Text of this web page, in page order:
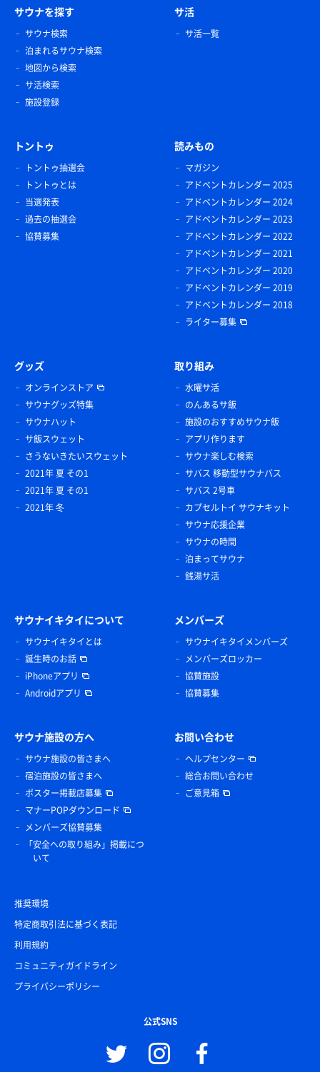
サウナを探す
サウナ検索
泊まれるサウナ検索
地図から検索
サ活検索
施設登録
サ活
サ活一覧
トントゥ
トントゥ抽選会
トントゥとは
当選発表
過去の抽選会
協賛募集
読みもの
マガジン
アドベントカレンダー 2025
アドベントカレンダー 2024
アドベントカレンダー 2023
アドベントカレンダー 2022
アドベントカレンダー 2021
アドベントカレンダー 2020
アドベントカレンダー 2019
アドベントカレンダー 2018
ライター募集
グッズ
オンラインストア
サウナグッズ特集
サウナハット
サ飯スウェット
さうないきたいスウェット
2021年 夏 その1
2021年 夏 その1
2021年 冬
取り組み
水曜サ活
のんあるサ飯
施設のおすすめサウナ飯
アプリ作ります
サウナ楽しむ検索
サバス 移動型サウナバス
サバス 2号車
カプセルトイ サウナキット
サウナ応援企業
サウナの時間
泊まってサウナ
銭湯サ活
サウナイキタイについて
サウナイキタイとは
誕生時のお話
iPhoneアプリ
Androidアプリ
メンバーズ
サウナイキタイメンバーズ
メンバーズロッカー
協賛施設
協賛募集
サウナ施設の方へ
サウナ施設の皆さまへ
宿泊施設の皆さまへ
ポスター掲載店募集
マナーPOPダウンロード
メンバーズ協賛募集
「安全への取り組み」掲載につ
いて
お問い合わせ
ヘルプセンター
総合お問い合わせ
ご意見箱
推奨環境
特定商取引法に基づく表記
利用規約
コミュニティガイドライン
プライバシーポリシー
公式SNS